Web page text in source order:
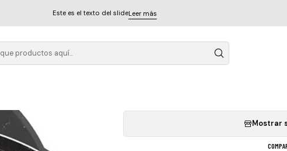
Este es el texto del slideLeer más
Lynyrd
Mostrar